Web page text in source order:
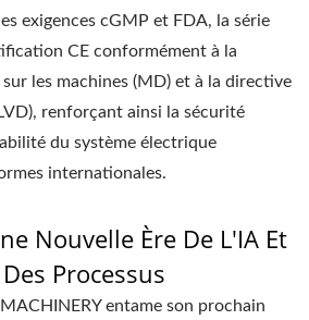
exigences cGMP et FDA, la série
CE conformément à la
les machines (MD) et à la directive
renforçant ainsi la sécurité
du système électrique
internationales.
Nouvelle Ère De L'IA Et
Processus
entame son prochain